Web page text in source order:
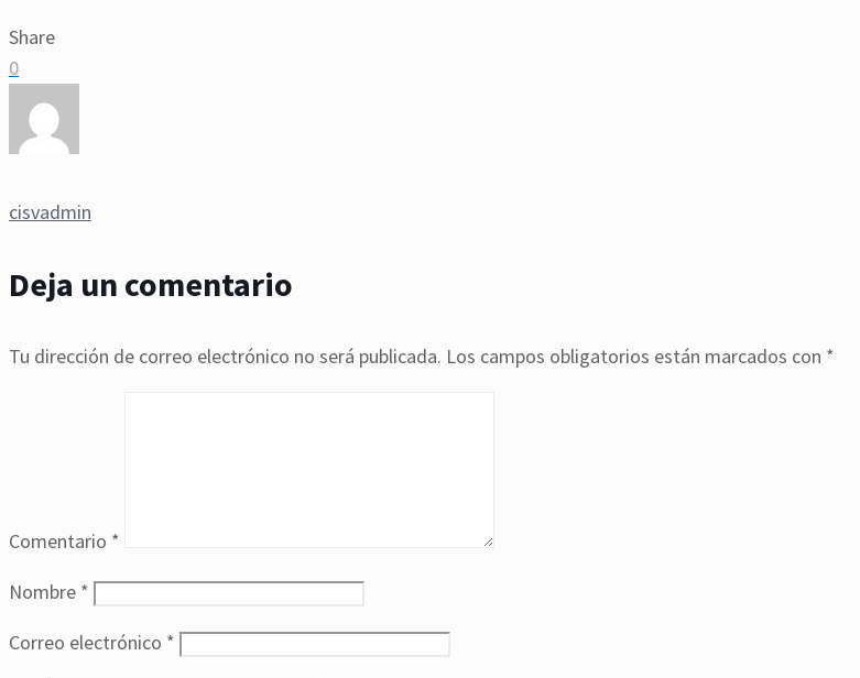
Share
0
cisvadmin
Deja un comentario
Tu dirección de correo electrónico no será publicada. Los campos obligatorios están marcados con *
Comentario *
Nombre *
Correo electrónico *